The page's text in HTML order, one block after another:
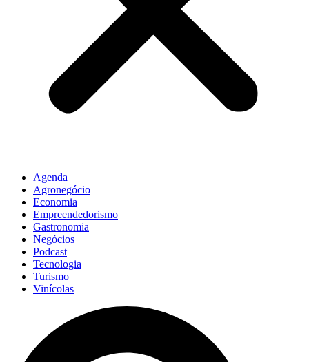
Agenda
Agronegócio
Economia
Empreendedorismo
Gastronomia
Negócios
Podcast
Tecnologia
Turismo
Vinícolas